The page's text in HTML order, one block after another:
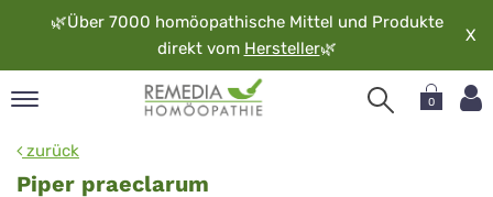
🌿Über 7000 homöopathische Mittel und Produkte
direkt vom Hersteller🌿
X
0
zurück
Piper praeclarum